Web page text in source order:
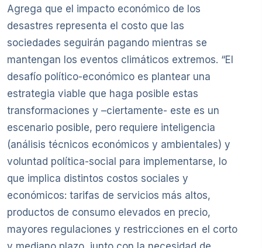
Agrega que el impacto económico de los
desastres representa el costo que las
sociedades seguirán pagando mientras se
mantengan los eventos climáticos extremos. “El
desafío político-económico es plantear una
estrategia viable que haga posible estas
transformaciones y –ciertamente- este es un
escenario posible, pero requiere inteligencia
(análisis técnicos económicos y ambientales) y
voluntad política-social para implementarse, lo
que implica distintos costos sociales y
económicos: tarifas de servicios más altos,
productos de consumo elevados en precio,
mayores regulaciones y restricciones en el corto